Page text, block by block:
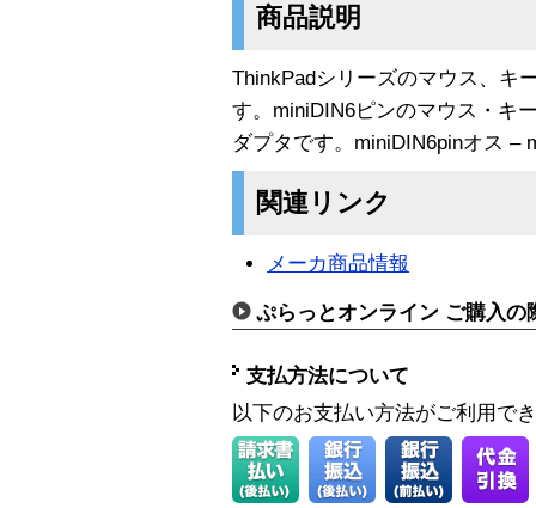
商品説明
ThinkPadシリーズのマウス、キ
す。miniDIN6ピンのマウス・キ
ダプタです。miniDIN6pinオス –
関連リンク
メーカ商品情報
ぷらっとオンライン ご購入の
支払方法について
以下のお支払い方法がご利用で